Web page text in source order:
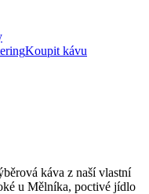
Koupit kávu
káva z naší vlastní
u Mělníka, poctivé jídlo